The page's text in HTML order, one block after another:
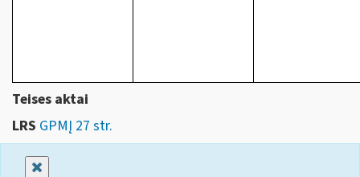
Teises aktai
LRS GPMĮ 27 str.